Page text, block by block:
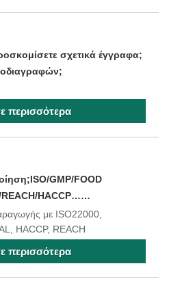
σχετικά έγγραφα;
περισσότερα
GMP/FOOD
REACH/HACCP……
με ISO22000,
HACCP, REACH
περισσότερα